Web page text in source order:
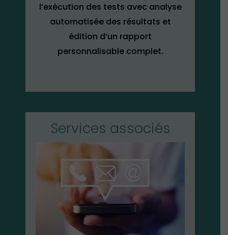
l’exécution des tests avec analyse
automatisée des résultats et
édition d’un rapport
personnalisable complet.
Services associés